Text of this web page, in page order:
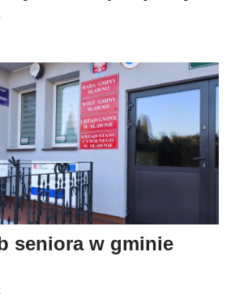
seniora w gminie